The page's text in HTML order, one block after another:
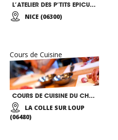
L’ATELIER DES P’TITS EPICURIENS (5 – 12 ANS)
NICE (06300)
Cours de Cuisine
COURS DE CUISINE DU CHEF ALAIN LLORCA
LA COLLE SUR LOUP
(06480)